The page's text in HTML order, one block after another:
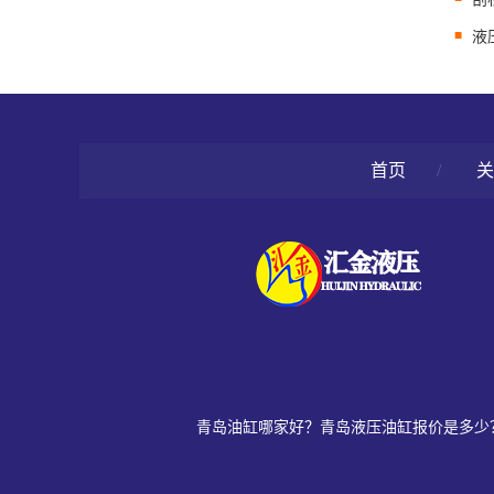
液
首页 /
青岛油缸哪家好？青岛液压油缸报价是多